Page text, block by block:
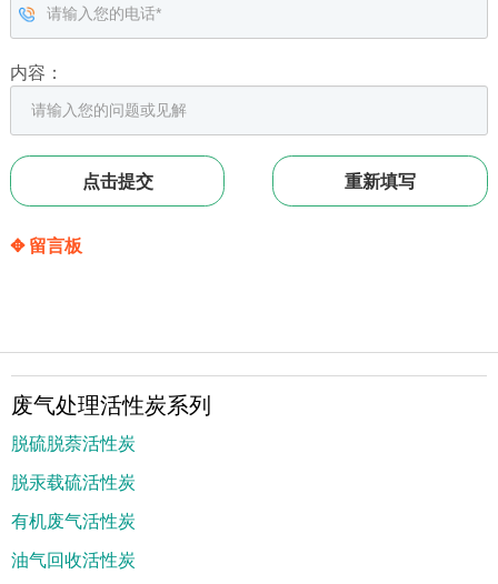
内容：
✥ 留言板
废气处理活性炭系列
脱硫脱萘活性炭
脱汞载硫活性炭
有机废气活性炭
油气回收活性炭